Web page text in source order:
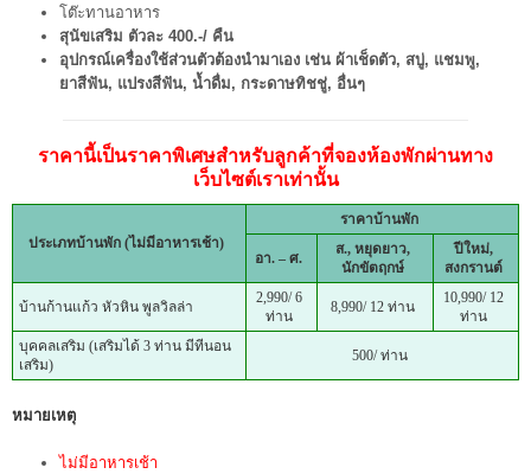
โต๊ะทานอาหาร
สุนัขเสริม ตัวละ 400.-/ คืน
อุปกรณ์เครื่องใช้ส่วนตัวต้องนำมาเอง เช่น ผ้าเช็ดตัว, สบู่, แชมพู,
ยาสีฟัน, แปรงสีฟัน, น้ำดื่ม, กระดาษทิชชู่, อื่นๆ
ราคานี้เป็นราคาพิเศษสำหรับลูกค้าที่จองห้องพักผ่านทาง
เว็บไซต์เราเท่านั้น
ประเภทบ้านพัก (ไม่มีอาหารเช้า)
ราคาบ้านพัก
อา. – ศ.
ส., หยุดยาว,
นักขัตฤกษ์
ปีใหม่,
สงกรานต์
บ้านก้านแก้ว หัวหิน พูลวิลล่า
2,990/ 6
ท่าน
8,990/ 12 ท่าน
10,990/ 12
ท่าน
บุคคลเสริม (เสริมได้ 3 ท่าน มีทีนอน
เสริม)
500/ ท่าน
หมายเหตุ
ไม่มีอาหารเช้า